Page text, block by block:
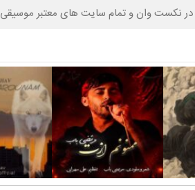
نکست وان و تمام سایت های معتبر موسیقی